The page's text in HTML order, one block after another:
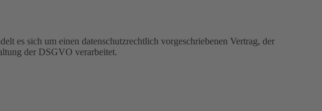
es sich um einen datenschutzrechtlich vorgeschriebenen Vertrag, der
der DSGVO verarbeitet.